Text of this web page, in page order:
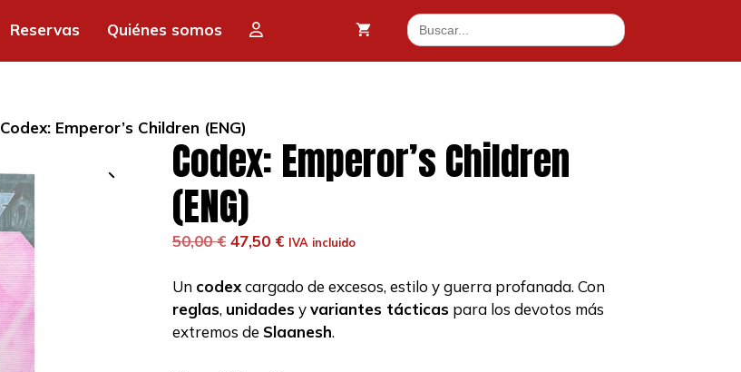
Reservas Quiénes somos Buscar:
Codex: Emperor’s Children (ENG)
Codex: Emperor’s Children
(ENG)
50,00€ El
original
era:
50,00 €.
47,50 €El
actual
es:
47,50 €.
IVA incluido
Un codexcargado de excesos, estilo y guerra profanada. Con
reglas, unidadesyvariantes tácticaspara los devotos más
extremos de Slaanesh.